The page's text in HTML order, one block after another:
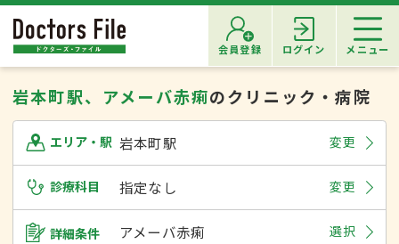
会員登録 ログイン メニュー
岩本町駅、アメーバ赤痢のクリニック・病院
エリア・駅 岩本町駅 変更
診療科目 指定なし 変更
詳細条件 アメーバ赤痢 選択